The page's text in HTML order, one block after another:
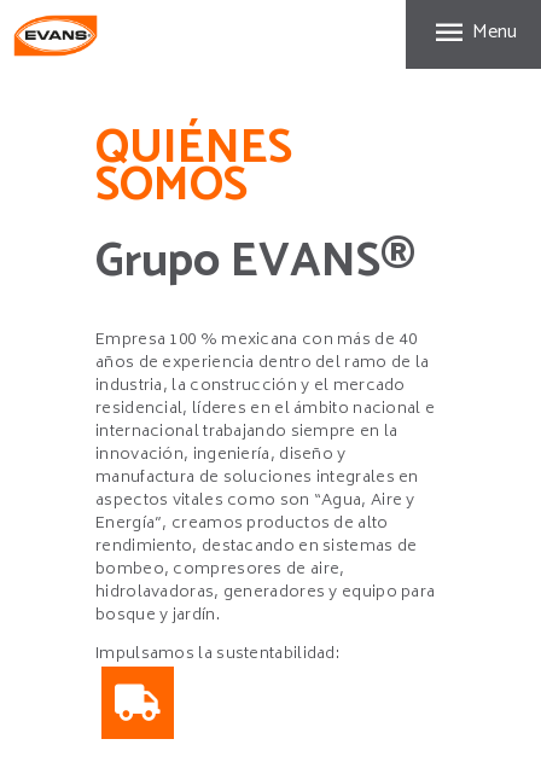
Menu
FRANQUICIA EVANS
MODELO DE
NEGOCIO
QUIÉNES
SOMOS
Grupo EVANS®
Empresa 100 % mexicana con más de 40
años de experiencia dentro del ramo de la
industria, la construcción y el mercado
residencial, líderes en el ámbito nacional e
internacional trabajando siempre en la
innovación, ingeniería, diseño y
manufactura de soluciones integrales en
aspectos vitales como son “Agua, Aire y
Energía”, creamos productos de alto
rendimiento, destacando en sistemas de
bombeo, compresores de aire,
hidrolavadoras, generadores y equipo para
bosque y jardín.
Impulsamos la sustentabilidad: